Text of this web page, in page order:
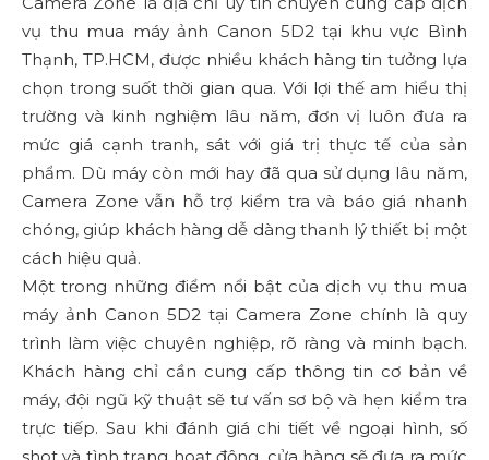
vụ thu mua máy ảnh Canon 5D2 tại khu vực Bình
Thạnh, TP.HCM, được nhiều khách hàng tin tưởng lựa
chọn trong suốt thời gian qua. Với lợi thế am hiểu thị
trường và kinh nghiệm lâu năm, đơn vị luôn đưa ra
mức giá cạnh tranh, sát với giá trị thực tế của sản
phẩm. Dù máy còn mới hay đã qua sử dụng lâu năm,
Camera Zone vẫn hỗ trợ kiểm tra và báo giá nhanh
chóng, giúp khách hàng dễ dàng thanh lý thiết bị một
cách hiệu quả.
Một trong những điểm nổi bật của dịch vụ thu mua
máy ảnh Canon 5D2 tại Camera Zone chính là quy
trình làm việc chuyên nghiệp, rõ ràng và minh bạch.
Khách hàng chỉ cần cung cấp thông tin cơ bản về
máy, đội ngũ kỹ thuật sẽ tư vấn sơ bộ và hẹn kiểm tra
trực tiếp. Sau khi đánh giá chi tiết về ngoại hình, số